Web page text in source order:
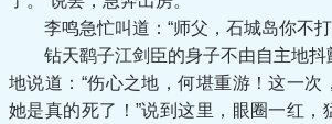
李鸣急忙叫道：“师父，石城岛你不打
钻天鹞子江剑臣的身子不由自主地抖
地说道：“伤心之地，何堪重游！这一次
她是真的死了！”说到这里，眼圈一红，